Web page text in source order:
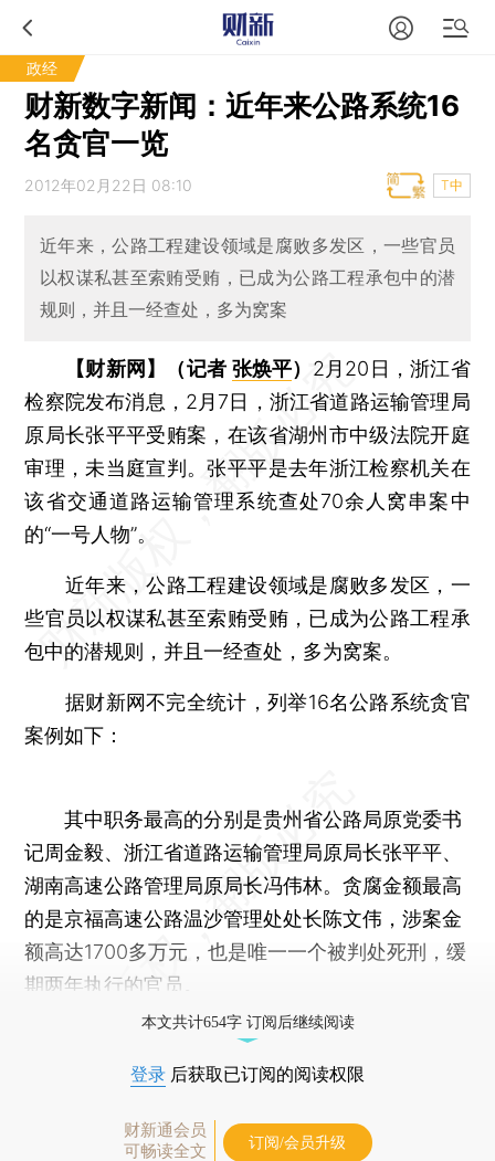
政经
财新数字新闻：近年来公路系统16
名贪官一览
2012年02月22日 08:10 T中
近年来，公路工程建设领域是腐败多发区，一些官员
以权谋私甚至索贿受贿，已成为公路工程承包中的潜
规则，并且一经查处，多为窝案
【财新网】（记者 张焕平） 2月20日，浙江省
检察院发布消息，2月7日，浙江省道路运输管理局
原局长张平平受贿案，在该省湖州市中级法院开庭
审理，未当庭宣判。张平平是去年浙江检察机关在
该省交通道路运输管理系统查处70余人窝串案中
的“一号人物”。
近年来，公路工程建设领域是腐败多发区，一
些官员以权谋私甚至索贿受贿，已成为公路工程承
包中的潜规则，并且一经查处，多为窝案。
据财新网不完全统计，列举16名公路系统贪官
案例如下：
其中职务最高的分别是贵州省公路局原党委书
记周金毅、浙江省道路运输管理局原局长张平平、
湖南高速公路管理局原局长冯伟林。贪腐金额最高
的是京福高速公路温沙管理处处长陈文伟，涉案金
额高达1700多万元，也是唯一一个被判处死刑，缓
期两年执行的官员。
本文共计654字 订阅后继续阅读
登录 后获取已订阅的阅读权限
财新通会员
可畅读全文
订阅/会员升级